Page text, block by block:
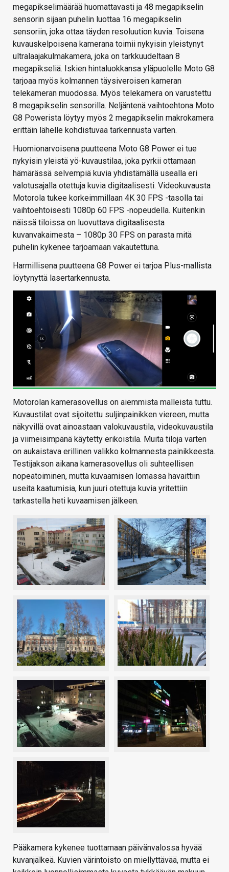
megapikselimäärää huomattavasti ja 48 megapikselin
sensorin sijaan puhelin luottaa 16 megapikselin
sensoriin, joka ottaa täyden resoluution kuvia. Toisena
kuvauskelpoisena kamerana toimii nykyisin yleistynyt
ultralaajakulmakamera, joka on tarkkuudeltaan 8
megapikseliä. Iskien hintaluokkansa yläpuolelle Moto G8
tarjoaa myös kolmannen täysiveroisen kameran
telekameran muodossa. Myös telekamera on varustettu
8 megapikselin sensorilla. Neljäntenä vaihtoehtona Moto
G8 Powerista löytyy myös 2 megapikselin makrokamera
erittäin lähelle kohdistuvaa tarkennusta varten.
Huomionarvoisena puutteena Moto G8 Power ei tue
nykyisin yleistä yö-kuvaustilaa, joka pyrkii ottamaan
hämärässä selvempiä kuvia yhdistämällä usealla eri
valotusajalla otettuja kuvia digitaalisesti. Videokuvausta
Motorola tukee korkeimmillaan 4K 30 FPS -tasolla tai
vaihtoehtoisesti 1080p 60 FPS -nopeudella. Kuitenkin
näissä tiloissa on luovuttava digitaalisesta
kuvanvakaimesta – 1080p 30 FPS on parasta mitä
puhelin kykenee tarjoamaan vakautettuna.
Harmillisena puutteena G8 Power ei tarjoa Plus-mallista
löytynyttä lasertarkennusta.
Motorolan kamerasovellus on aiemmista malleista tuttu.
Kuvaustilat ovat sijoitettu suljinpainikken viereen, mutta
näkyvillä ovat ainoastaan valokuvaustila, videokuvaustila
ja viimeisimpänä käytetty erikoistila. Muita tiloja varten
on aukaistava erillinen valikko kolmannesta painikkeesta.
Testijakson aikana kamerasovellus oli suhteellisen
nopeatoiminen, mutta kuvaamisen lomassa havaittiin
useita kaatumisia, kun juuri otettuja kuvia yritettiin
tarkastella heti kuvaamisen jälkeen.
Pääkamera kykenee tuottamaan päivänvalossa hyvää
kuvanjälkeä. Kuvien värintoisto on miellyttävää, mutta ei